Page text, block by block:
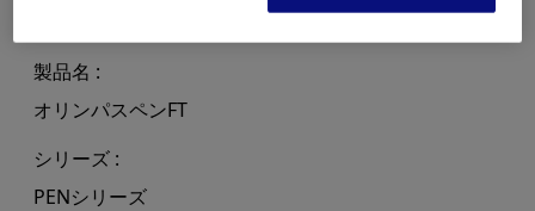
製品名
オリンパスペンFT
シリーズ
PENシリーズ